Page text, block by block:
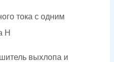
тока с одним
H
выхлопа и